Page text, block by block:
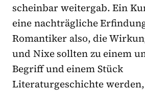
scheinbar weitergab. Ein
eine nachträgliche
Romantiker also, die
und Nixe sollten zu einem
Begriff und einem Stück
Literaturgeschichte